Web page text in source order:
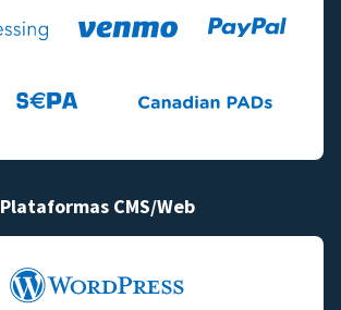
Plataformas CMS/Web